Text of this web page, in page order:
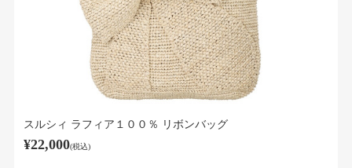
スルシィ ラフィア１００％ リボンバッグ
¥22,000(税込)